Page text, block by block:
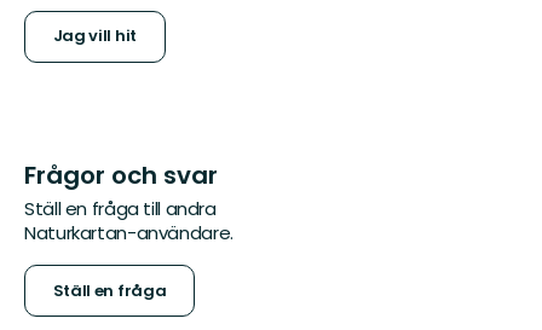
Jag vill hit
Frågor och svar
Ställ en fråga till andra
Naturkartan-användare.
Ställ en fråga